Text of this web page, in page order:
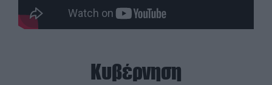
Κυβέρνηση